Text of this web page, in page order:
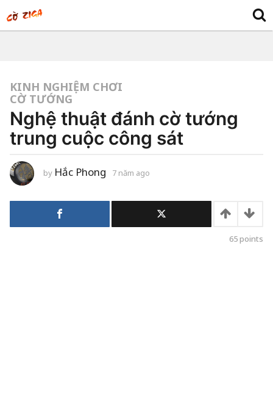
KINH NGHIỆM CHƠI
CỜ TƯỚNG
Nghệ thuật đánh cờ tướng
trung cuộc công sát
by Hắc Phong 7 năm ago
m
65points